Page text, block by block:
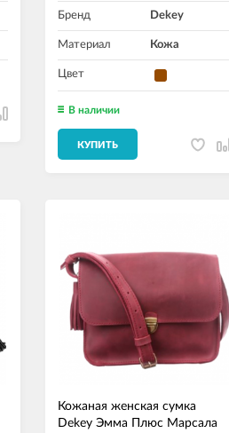
Бренд Dekey
Материал Кожа
Цвет
В наличии
КУПИТЬ
Кожаная женская сумка
Dekey Эмма Плюс Марсала